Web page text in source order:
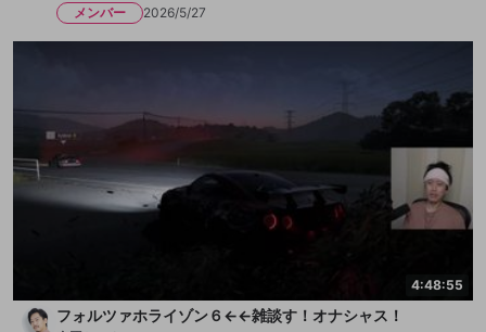
メンバー
2026/5/27
4:48:55
フォルツァホライゾン６←←雑談す！オナシャス！